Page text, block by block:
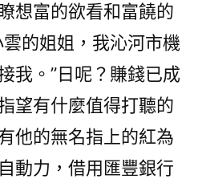
想富的欲看和富饒的
的姐姐，我沁河市機
我。”日呢？賺錢已成
望有什麼值得打聽的
他的無名指上的紅為
動力，借用匯豐銀行